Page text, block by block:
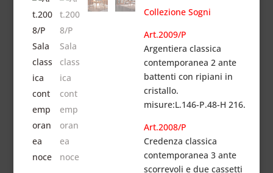
Collezione Sogni
Art.2009/P
Argentiera classica
contemporanea2 ante
battenticon ripiani in
cristallo.
misure:L.146-P.48-H 216.
Art.2008/P
Credenza classica
contemporanea 3 ante
scorrevoli e due cassetti